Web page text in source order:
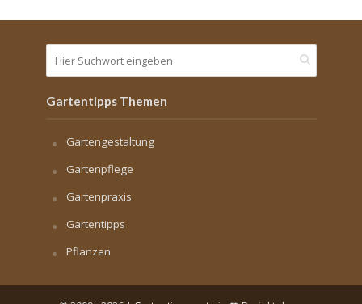
Gartentipps Themen
Gartengestaltung
Gartenpflege
Gartenpraxis
Gartentipps
Pflanzen